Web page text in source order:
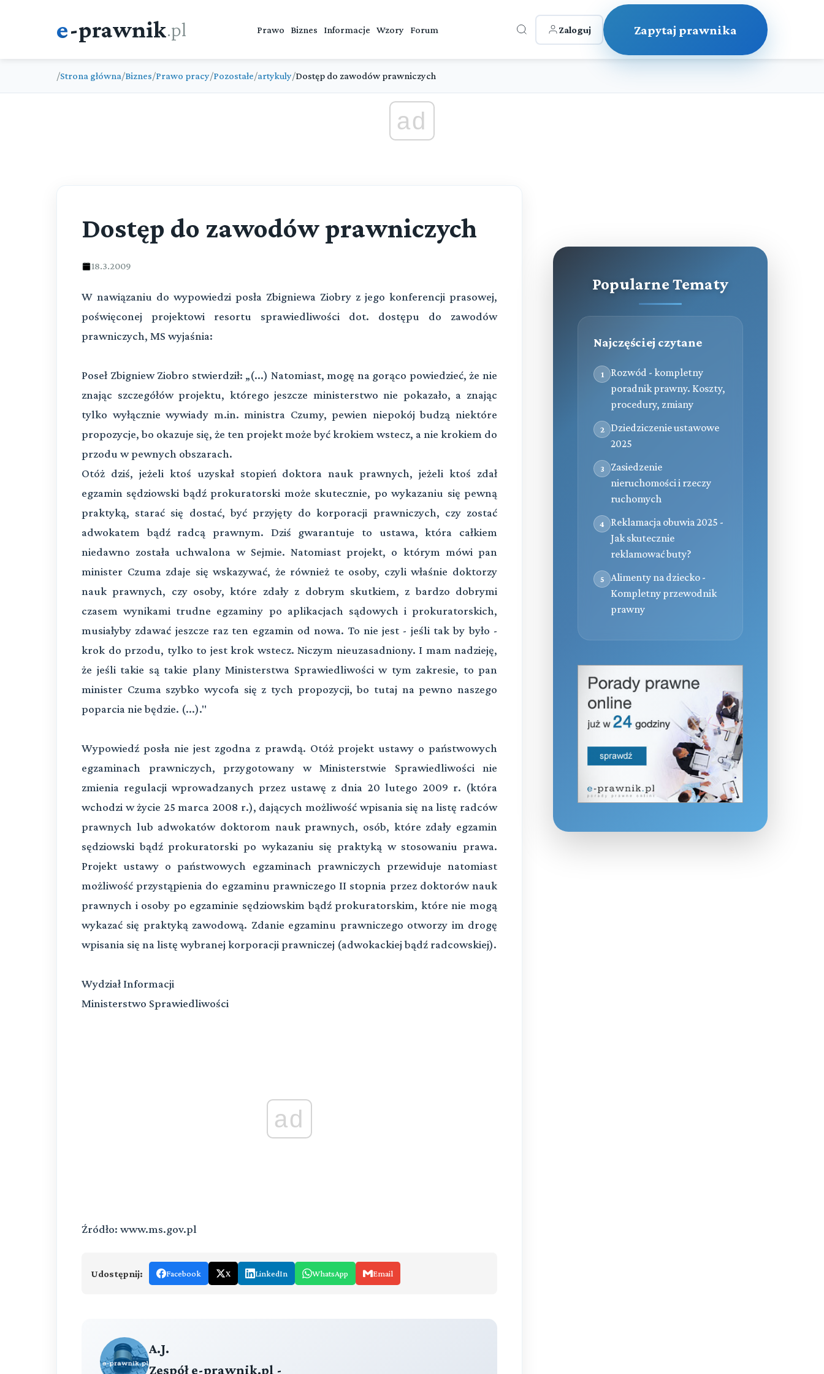
e-prawnik.pl Prawo Biznes Informacje Wzory Forum Zaloguj Zapytaj prawnika
/Strona główna/Biznes/Prawo pracy/Pozostałe/artykuly/Dostęp do zawodów prawniczych
ad
Dostęp do zawodów prawniczych
18.3.2009
W nawiązaniu do wypowiedzi posła Zbigniewa Ziobry z jego konferencji prasowej,
poświęconej projektowi resortu sprawiedliwości dot. dostępu do zawodów
prawniczych, MS wyjaśnia:
Poseł Zbigniew Ziobro stwierdził: „(...) Natomiast, mogę na gorąco powiedzieć, że nie
znając szczegółów projektu, którego jeszcze ministerstwo nie pokazało, a znając
tylko wyłącznie wywiady m.in. ministra Czumy, pewien niepokój budzą niektóre
propozycje, bo okazuje się, że ten projekt może być krokiem wstecz, a nie krokiem do
przodu w pewnych obszarach.
Otóż dziś, jeżeli ktoś uzyskał stopień doktora nauk prawnych, jeżeli ktoś zdał
egzamin sędziowski bądź prokuratorski może skutecznie, po wykazaniu się pewną
praktyką, starać się dostać, być przyjęty do korporacji prawniczych, czy zostać
adwokatem bądź radcą prawnym. Dziś gwarantuje to ustawa, która całkiem
niedawno została uchwalona w Sejmie. Natomiast projekt, o którym mówi pan
minister Czuma zdaje się wskazywać, że również te osoby, czyli właśnie doktorzy
nauk prawnych, czy osoby, które zdały z dobrym skutkiem, z bardzo dobrymi
czasem wynikami trudne egzaminy po aplikacjach sądowych i prokuratorskich,
musiałyby zdawać jeszcze raz ten egzamin od nowa. To nie jest - jeśli tak by było -
krok do przodu, tylko to jest krok wstecz. Niczym nieuzasadniony. I mam nadzieję,
że jeśli takie są takie plany Ministerstwa Sprawiedliwości w tym zakresie, to pan
minister Czuma szybko wycofa się z tych propozycji, bo tutaj na pewno naszego
poparcia nie będzie. (...)."
Wypowiedź posła nie jest zgodna z prawdą. Otóż projekt ustawy o państwowych
egzaminach prawniczych, przygotowany w Ministerstwie Sprawiedliwości nie
zmienia regulacji wprowadzanych przez ustawę z dnia 20 lutego 2009 r. (która
wchodzi w życie 25 marca 2008 r.), dających możliwość wpisania się na listę radców
prawnych lub adwokatów doktorom nauk prawnych, osób, które zdały egzamin
sędziowski bądź prokuratorski po wykazaniu się praktyką w stosowaniu prawa.
Projekt ustawy o państwowych egzaminach prawniczych przewiduje natomiast
możliwość przystąpienia do egzaminu prawniczego II stopnia przez doktorów nauk
prawnych i osoby po egzaminie sędziowskim bądź prokuratorskim, które nie mogą
wykazać się praktyką zawodową. Zdanie egzaminu prawniczego otworzy im drogę
wpisania się na listę wybranej korporacji prawniczej (adwokackiej bądź radcowskiej).
Wydział Informacji
Ministerstwo Sprawiedliwości
ad
Źródło: www.ms.gov.pl
Udostępnij: Facebook X LinkedIn WhatsApp Email
A.J.
Zespół e-prawnik.pl -
Popularne Tematy
Najczęściej czytane
1
Rozwód - kompletny
poradnik prawny. Koszty,
procedury, zmiany
2
Dziedziczenie ustawowe
2025
3
Zasiedzenie
nieruchomości i rzeczy
ruchomych
4
Reklamacja obuwia 2025 -
Jak skutecznie
reklamować buty?
5
Alimenty na dziecko -
Kompletny przewodnik
prawny